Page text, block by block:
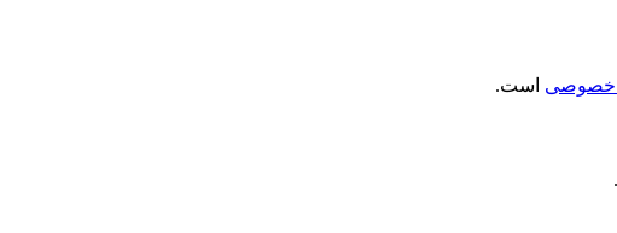
خصوصی است.